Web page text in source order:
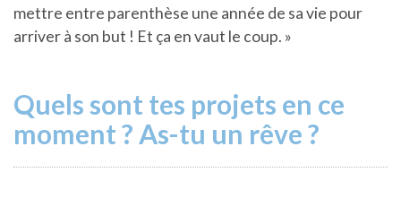
mettre entre parenthèse une année de sa vie pour
arriver à son but ! Et ça en vaut le coup. »
Quels sont tes projets en ce
moment ? As-tu un rêve ?